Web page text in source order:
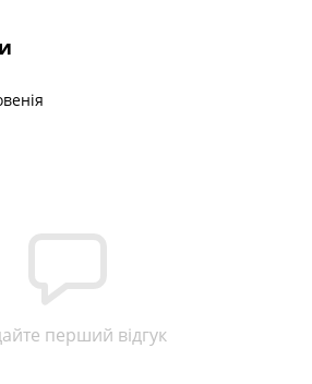
перший відгук